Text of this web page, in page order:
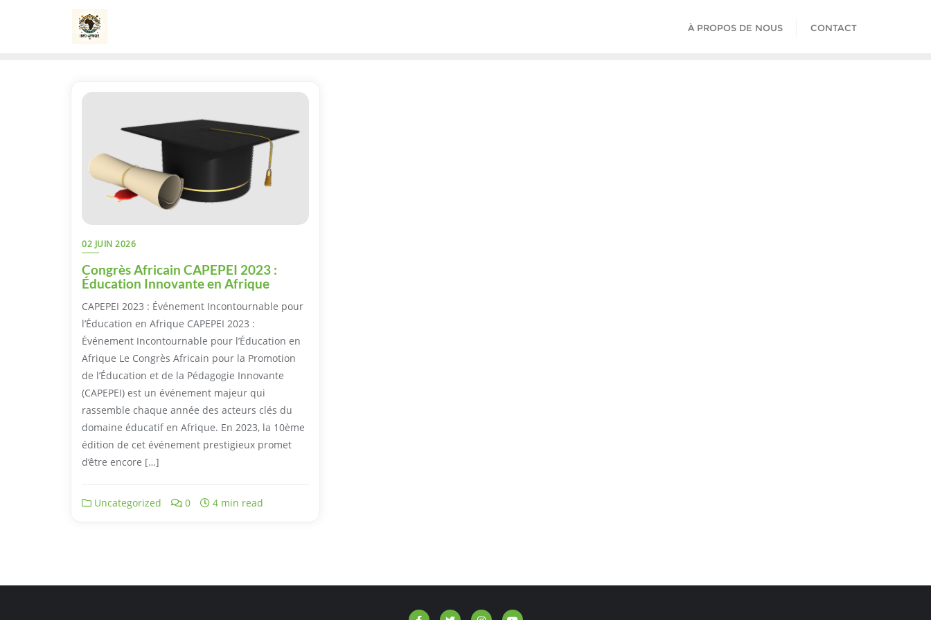
À PROPOS DE NOUS CONTACT
02 JUIN 2026
Congrès Africain CAPEPEI 2023 :
Éducation Innovante en Afrique
CAPEPEI 2023 : Événement Incontournable pour
l’Éducation en Afrique CAPEPEI 2023 :
Événement Incontournable pour l’Éducation en
Afrique Le Congrès Africain pour la Promotion
de l’Éducation et de la Pédagogie Innovante
(CAPEPEI) est un événement majeur qui
rassemble chaque année des acteurs clés du
domaine éducatif en Afrique. En 2023, la 10ème
édition de cet événement prestigieux promet
d’être encore […]
Uncategorized 0 4 min read